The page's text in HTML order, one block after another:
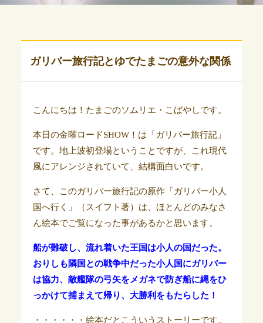
ガリバー旅行記とゆでたまごの意外な関係
こんにちは！たまごのソムリエ・こばやしです。
本日の金曜ロードSHOW！は「ガリバー旅行記」
です。地上波初登場ということですが、これ現代
風にアレンジされていて、結構面白いです。
さて、このガリバー旅行記の原作「ガリバー小人
国へ行く」（スイフト著）は、ほとんどのみなさ
ん絵本でご覧になった事があるかと思います。
船が難破し、流れ着いた王国は小人の国だった。
おりしも隣国との戦争中だった小人国にガリバー
は協力、敵艦隊の弓矢をメガネで防ぎ船に縄をひ
っかけて捕まえて帰り、大勝利をもたらした！
・・・・・・絵本だとこういうストーリーです。